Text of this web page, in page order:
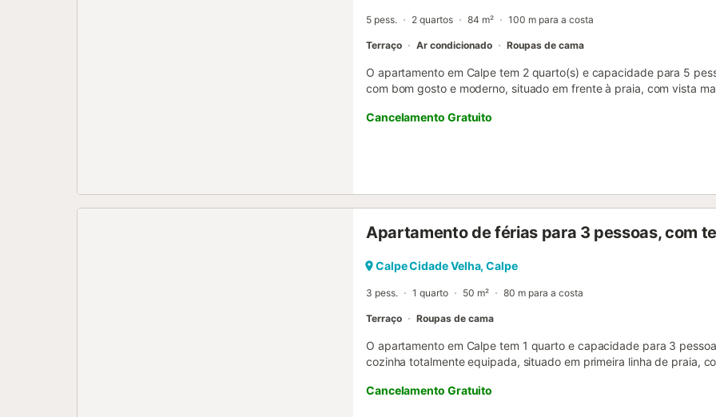
5 pess. 2 quartos 84 m² 100 m para a costa
Terraço Ar condicionado Roupas de cama
O apartamento em Calpe tem 2 quarto(s) e capacidade para 5
com bom gosto e moderno, situado em frente à praia, com vista
cidade "Calp", a 900 m da praia rochosa "Playa del Racó" e está
famílias e junto ao mar. Dispõe de elevador, ferro de engomar,
edifício, televisão. A cozinha independente, com placa
micro-ondas, congelador, máquina de lavar roupa, máquina de
cozinha, máquina de café, torradeira e chaleira. Ar condicionado
Cancelamento Gratuito
Apartamento de férias para 3 pessoas, com
Calpe Cidade Velha, Calpe
3 pess. 1 quarto 50 m² 80 m para a costa
Terraço Roupas de cama
O apartamento em Calpe tem 1 quarto e capacidade para 3
cozinha totalmente equipada, situado em primeira linha de praia,
km do aeroporto "EL ALTET-ALICANTE" e está localizado numa
Dispõe de elevador, terraço, ferro de engomar, acesso à internet
Cancelamento Gratuito